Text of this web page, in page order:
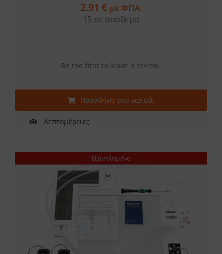
2.91 € με ΦΠΑ
15 σε απόθεμα
Be the first to leave a review.
Προσθήκη στο καλάθι
Λεπτομέρειες
Εξαντλημένο